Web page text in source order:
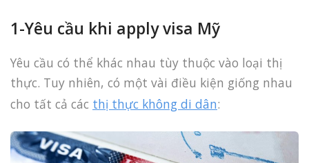
1-Yêu cầu khi apply visa Mỹ
Yêu cầu có thể khác nhau tùy thuộc vào loại thị
thực. Tuy nhiên, có một vài điều kiện giống nhau
cho tất cả các thị thực không di dân: